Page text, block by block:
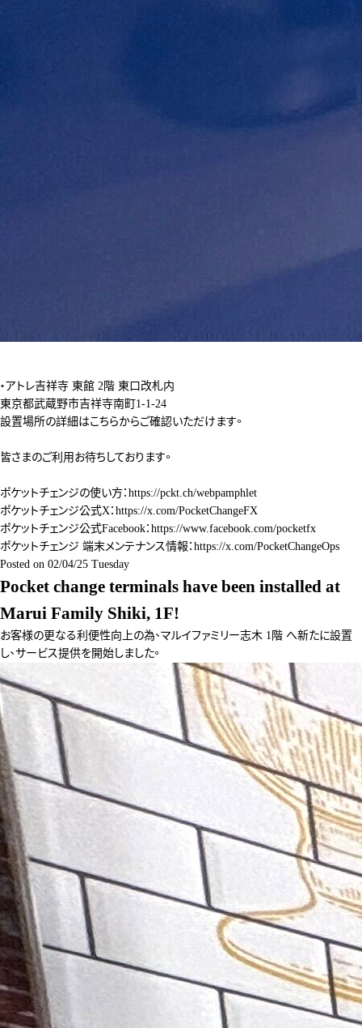
・アトレ吉祥寺 東館 2階 東口改札内
東京都武蔵野市吉祥寺南町1-1-24
設置場所の詳細はこちらからご確認いただけます。
皆さまのご利用お待ちしております。
ポケットチェンジの使い方： https://pckt.ch/webpamphlet
ポケットチェンジ公式X： https://x.com/PocketChangeFX
ポケットチェンジ公式Facebook： https://www.facebook.com/pocketfx
ポケットチェンジ 端末メンテナンス情報： https://x.com/PocketChangeOps
Posted on 02/04/25 Tuesday
Pocket change terminals have been installed at
Marui Family Shiki, 1F!
お客様の更なる利便性向上の為、マルイファミリー志木 1階 へ新たに設置
し、サービス提供を開始しました。